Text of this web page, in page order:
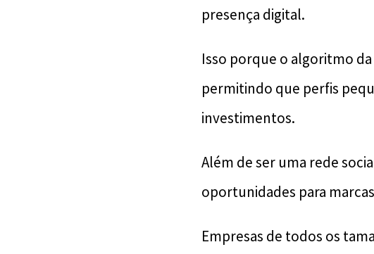
presença digital.
Isso porque o algoritmo
permitindo que perfis
investimentos.
Além de ser uma rede
oportunidades para
Empresas de todos os